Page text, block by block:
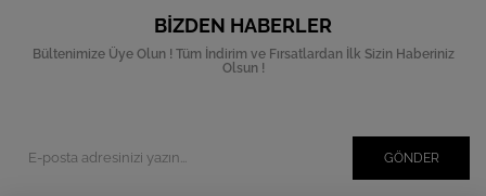
BIZDEN HABERLER
Bültenimize Üye Olun ! Tüm İndirim ve Fırsatlardan İlk Sizin Haberiniz
Olsun !
GÖNDER